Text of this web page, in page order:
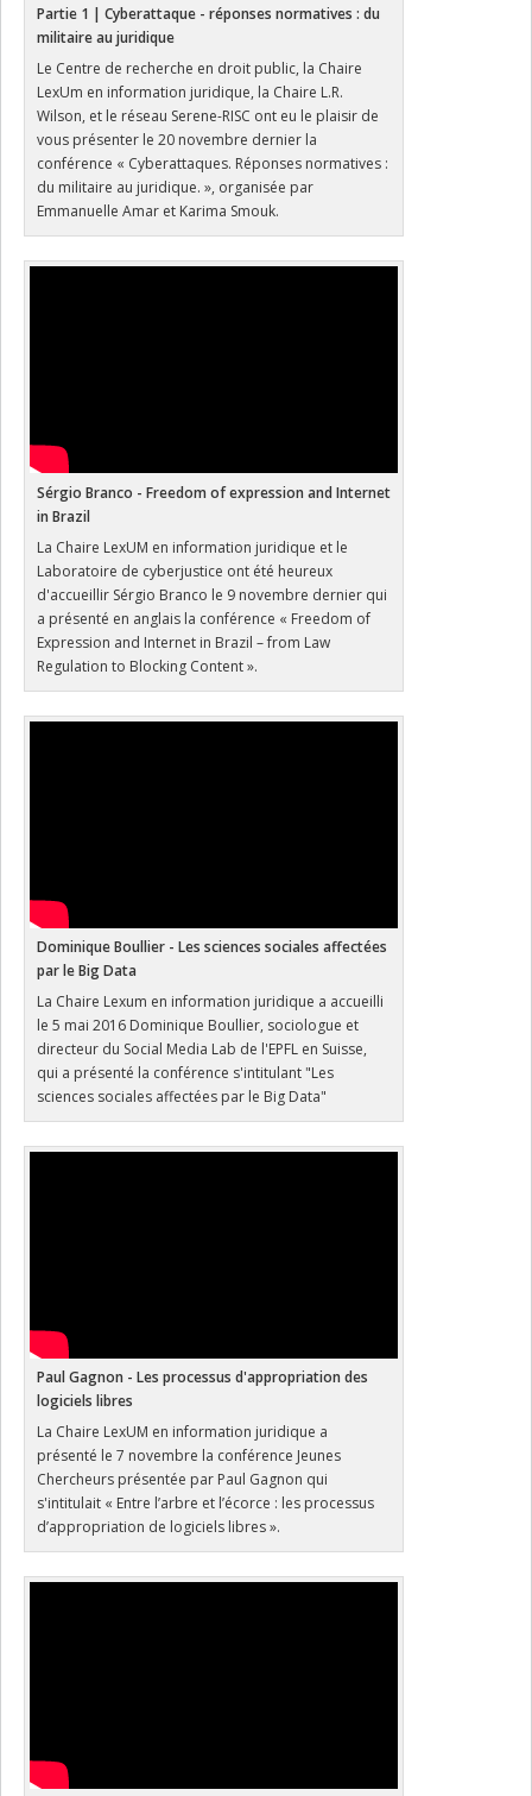
Partie 1 | Cyberattaque - réponses normatives : du
militaire au juridique
Le Centre de recherche en droit public, la Chaire
LexUm en information juridique, la Chaire L.R.
Wilson, et le réseau Serene-RISC ont eu le plaisir de
vous présenter le 20 novembre dernier la
conférence « Cyberattaques. Réponses normatives :
du militaire au juridique. », organisée par
Emmanuelle Amar et Karima Smouk.
Sérgio Branco - Freedom of expression and Internet
in Brazil
La Chaire LexUM en information juridique et le
Laboratoire de cyberjustice ont été heureux
d'accueillir Sérgio Branco le 9 novembre dernier qui
a présenté en anglais la conférence « Freedom of
Expression and Internet in Brazil – from Law
Regulation to Blocking Content ».
Dominique Boullier - Les sciences sociales affectées
par le Big Data
La Chaire Lexum en information juridique a accueilli
le 5 mai 2016 Dominique Boullier, sociologue et
directeur du Social Media Lab de l'EPFL en Suisse,
qui a présenté la conférence s'intitulant "Les
sciences sociales affectées par le Big Data"
Paul Gagnon - Les processus d'appropriation des
logiciels libres
La Chaire LexUM en information juridique a
présenté le 7 novembre la conférence Jeunes
Chercheurs présentée par Paul Gagnon qui
s'intitulait « Entre l’arbre et l’écorce : les processus
d’appropriation de logiciels libres ».